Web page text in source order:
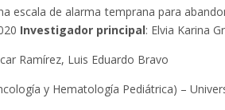
escala de alarma temprana para
Investigador principal: Elvia Karina
Ramírez, Luis Eduardo Bravo
y Hematología Pediátrica) –